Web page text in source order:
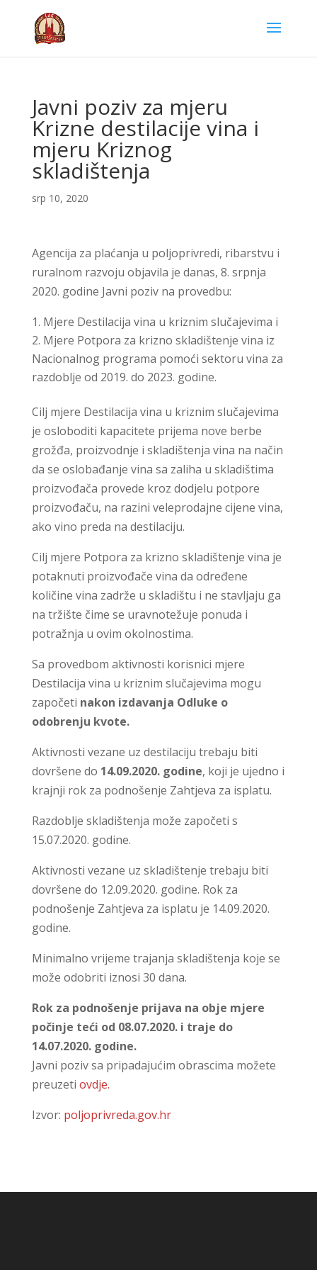
Javni poziv za mjeru
Krizne destilacije vina i
mjeru Kriznog
skladištenja
srp 10, 2020
Agencija za plaćanja u poljoprivredi, ribarstvu i
ruralnom razvoju objavila je danas, 8. srpnja
2020. godine Javni poziv na provedbu:
Mjere Destilacija vina u kriznim slučajevima i
Mjere Potpora za krizno skladištenje vina iz
Nacionalnog programa pomoći sektoru vina za
razdoblje od 2019. do 2023. godine.
Cilj mjere Destilacija vina u kriznim slučajevima
je osloboditi kapacitete prijema nove berbe
grožđa, proizvodnje i skladištenja vina na način
da se oslobađanje vina sa zaliha u skladištima
proizvođača provede kroz dodjelu potpore
proizvođaču, na razini veleprodajne cijene vina,
ako vino preda na destilaciju.
Cilj mjere Potpora za krizno skladištenje vina je
potaknuti proizvođače vina da određene
količine vina zadrže u skladištu i ne stavljaju ga
na tržište čime se uravnotežuje ponuda i
potražnja u ovim okolnostima.
Sa provedbom aktivnosti korisnici mjere
Destilacija vina u kriznim slučajevima mogu
započeti nakon izdavanja Odluke o
odobrenju kvote.
Aktivnosti vezane uz destilaciju trebaju biti
dovršene do 14.09.2020. godine, koji je ujedno i
krajnji rok za podnošenje Zahtjeva za isplatu.
Razdoblje skladištenja može započeti s
15.07.2020. godine.
Aktivnosti vezane uz skladištenje trebaju biti
dovršene do 12.09.2020. godine. Rok za
podnošenje Zahtjeva za isplatu je 14.09.2020.
godine.
Minimalno vrijeme trajanja skladištenja koje se
može odobriti iznosi 30 dana.
Rok za podnošenje prijava na obje mjere
počinje teći od 08.07.2020. i traje do
14.07.2020. godine.
Javni poziv sa pripadajućim obrascima možete
preuzeti ovdje.
Izvor: poljoprivreda.gov.hr